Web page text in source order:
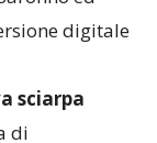
ed
digitale